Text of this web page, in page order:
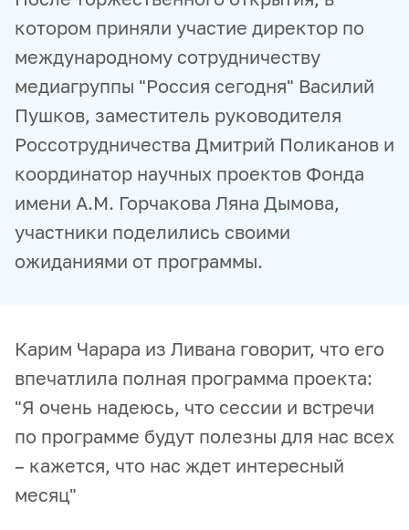
котором приняли участие директор по
международному сотрудничеству
медиагруппы "Россия сегодня" Василий
Пушков, заместитель руководителя
Россотрудничества Дмитрий Поликанов и
координатор научных проектов Фонда
имени А.М. Горчакова Ляна Дымова,
участники поделились своими
ожиданиями от программы.
Карим Чарара из Ливана говорит, что его
впечатлила полная программа проекта:
"Я очень надеюсь, что сессии и встречи
по программе будут полезны для нас всех
– кажется, что нас ждет интересный
месяц"